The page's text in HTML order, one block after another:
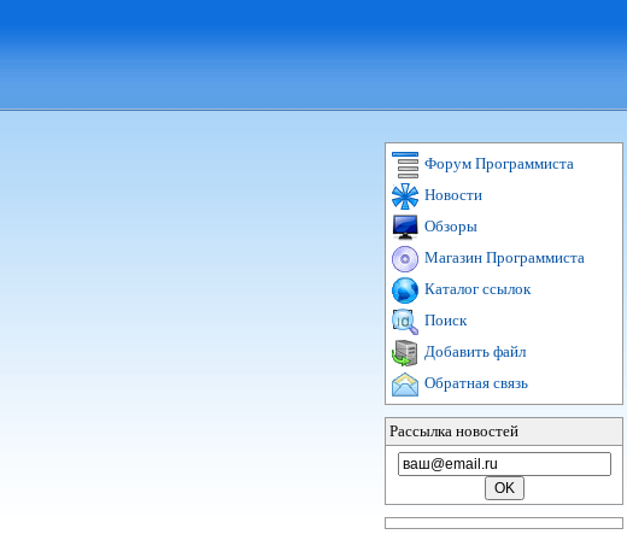
Форум Программиста
Новости
Обзоры
Магазин Программиста
Каталог ссылок
Поиск
Добавить файл
Обратная связь
Рассылка новостей